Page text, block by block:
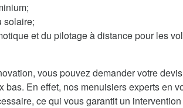
solaire;
et du pilotage à distance pour les
vous pouvez demander votre
En effet, nos menuisiers experts en
ce qui vous garantit un